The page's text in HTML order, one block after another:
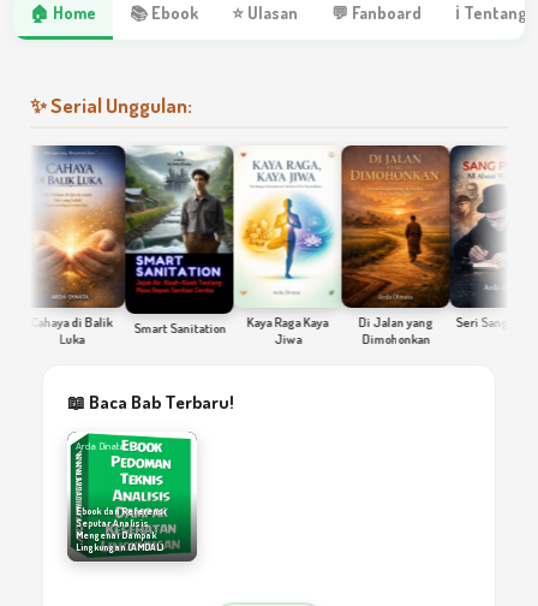
🏠 Home 📚 Ebook ⭐ Ulasan 💬 Fanboard ℹ Tentang
✨ Serial Unggulan:
Cahaya di Balik
Smart Sanitation
Kaya Raga Kaya
Jiwa
Di Jalan yang
Dimohonkan
Seri Sang Penulis
📖 Baca Bab Terbaru!
Arda Dinata
Ebook dan Referensi
Seputar Analisis
Mengenai Dampak
Lingkungan (AMDAL)
RS, Puskesmas, Klinik,